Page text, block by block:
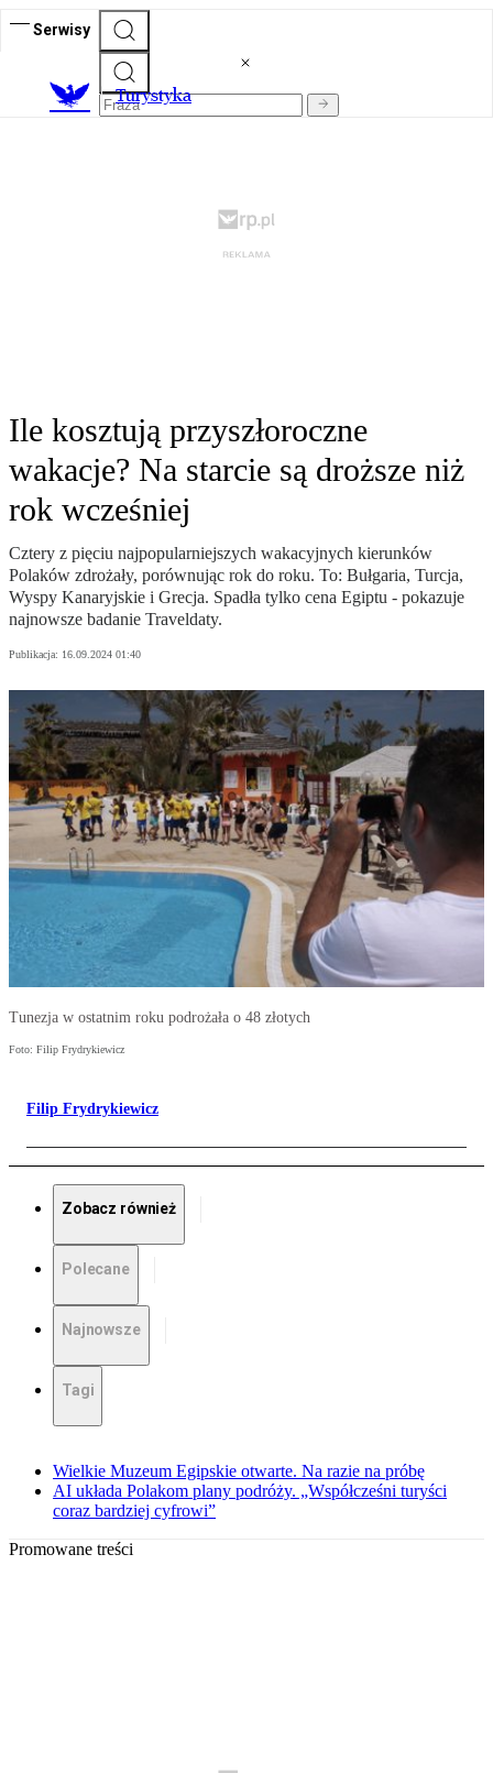
Serwisy
Turystyka
Ile kosztują przyszłoroczne
wakacje? Na starcie są droższe niż
rok wcześniej
Cztery z pięciu najpopularniejszych wakacyjnych kierunków
Polaków zdrożały, porównując rok do roku. To: Bułgaria, Turcja,
Wyspy Kanaryjskie i Grecja. Spadła tylko cena Egiptu - pokazuje
najnowsze badanie Traveldaty.
Publikacja: 16.09.2024 01:40
Tunezja w ostatnim roku podrożała o 48 złotych
Foto: Filip Frydrykiewicz
Filip Frydrykiewicz
Zobacz również
Polecane
Najnowsze
Tagi
Wielkie Muzeum Egipskie otwarte. Na razie na próbę
AI układa Polakom plany podróży. „Współcześni turyści
coraz bardziej cyfrowi”
Promowane treści